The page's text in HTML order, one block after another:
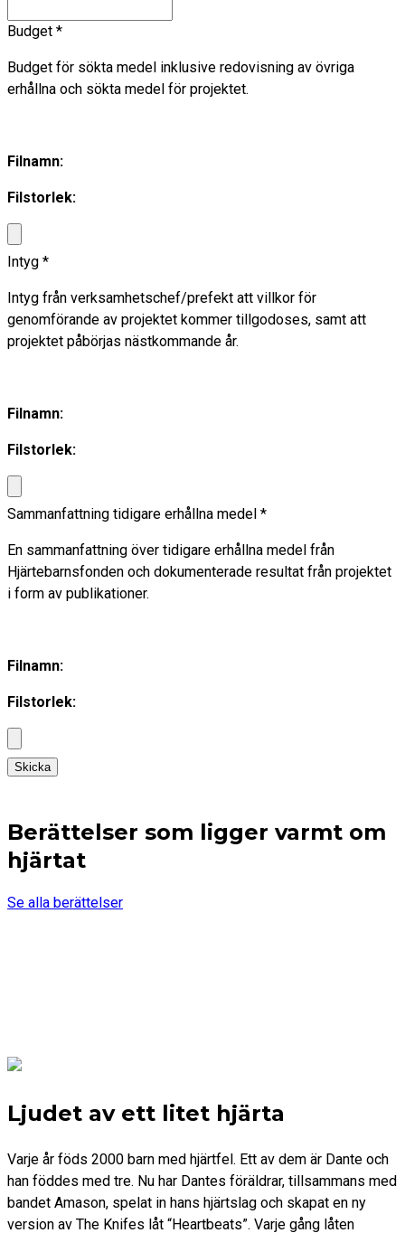
Budget *
Budget för sökta medel inklusive redovisning av övriga
erhållna och sökta medel för projektet.
Filnamn:
Filstorlek:
Intyg *
Intyg från verksamhetschef/prefekt att villkor för
genomförande av projektet kommer tillgodoses, samt att
projektet påbörjas nästkommande år.
Filnamn:
Filstorlek:
Sammanfattning tidigare erhållna medel *
En sammanfattning över tidigare erhållna medel från
Hjärtebarnsfonden och dokumenterade resultat från projektet
i form av publikationer.
Filnamn:
Filstorlek:
Skicka
Berättelser som ligger varmt om
hjärtat
Se alla berättelser
Ljudet av ett litet hjärta
Varje år föds 2000 barn med hjärtfel. Ett av dem är Dante och
han föddes med tre. Nu har Dantes föräldrar, tillsammans med
bandet Amason, spelat in hans hjärtslag och skapat en ny
version av The Knifes låt “Heartbeats”. Varje gång låten